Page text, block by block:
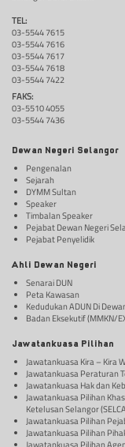
TEL:
03-5544 7615
03-5544 7616
03-5544 7617
03-5544 7618
03-5544 7422
FAKS:
03-5510 4055
03-5544 7436
Dewan Negeri Selangor
Pengenalan
Sejarah
DYMM Sultan
Speaker
Timbalan Speaker
Pejabat Dewan Negeri
Pejabat Penyelidik
Ahli Dewan Negeri
Senarai DUN
Peta Kawasan
Kedudukan ADUN Di
Badan Eksekutif (MMKN/
Jawatankuasa Pilihan
Jawatankuasa Kira – Kira
Jawatankuasa Peraturan
Jawatankuasa Hak dan
Jawatankuasa Pilihan
Ketelusan Selangor
Jawatankuasa Pilihan
Jawatankuasa Pilihan
Jawatankuasa Pilihan